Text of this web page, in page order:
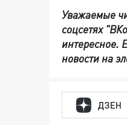
Уважаемые
соцсетях
интересное.
новости на
ДЗЕН